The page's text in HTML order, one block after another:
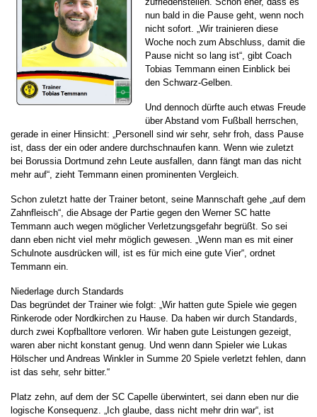
nun bald in die Pause geht, wenn noch
nicht sofort. „Wir trainieren diese
Woche noch zum Abschluss, damit die
Pause nicht so lang ist“, gibt Coach
Tobias Temmann einen Einblick bei
den Schwarz-Gelben.
Und dennoch dürfte auch etwas Freude
über Abstand vom Fußball herrschen,
gerade in einer Hinsicht: „Personell sind wir sehr, sehr froh, dass Pause
ist, dass der ein oder andere durchschnaufen kann. Wenn wie zuletzt
bei Borussia Dortmund zehn Leute ausfallen, dann fängt man das nicht
mehr auf“, zieht Temmann einen prominenten Vergleich.
Schon zuletzt hatte der Trainer betont, seine Mannschaft gehe „auf dem
Zahnfleisch“, die Absage der Partie gegen den Werner SC hatte
Temmann auch wegen möglicher Verletzungsgefahr begrüßt. So sei
dann eben nicht viel mehr möglich gewesen. „Wenn man es mit einer
Schulnote ausdrücken will, ist es für mich eine gute Vier“, ordnet
Temmann ein.
Niederlage durch Standards
Das begründet der Trainer wie folgt: „Wir hatten gute Spiele wie gegen
Rinkerode oder Nordkirchen zu Hause. Da haben wir durch Standards,
durch zwei Kopfballtore verloren. Wir haben gute Leistungen gezeigt,
waren aber nicht konstant genug. Und wenn dann Spieler wie Lukas
Hölscher und Andreas Winkler in Summe 20 Spiele verletzt fehlen, dann
ist das sehr, sehr bitter.“
Platz zehn, auf dem der SC Capelle überwintert, sei dann eben nur die
logische Konsequenz. „Ich glaube, dass nicht mehr drin war“, ist